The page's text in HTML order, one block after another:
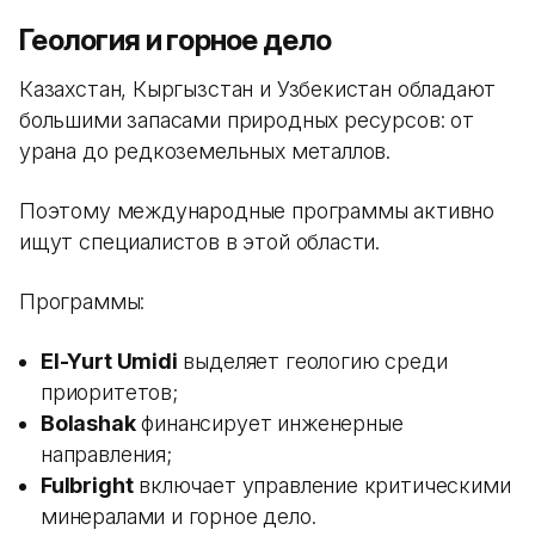
Геология и горное дело
Казахстан, Кыргызстан и Узбекистан обладают
большими запасами природных ресурсов: от
урана до редкоземельных металлов.
Поэтому международные программы активно
ищут специалистов в этой области.
Программы:
El-Yurt Umidi выделяет геологию среди
приоритетов;
Bolashakфинансирует инженерные
направления;
Fulbrightвключает управление критическими
минералами и горное дело.